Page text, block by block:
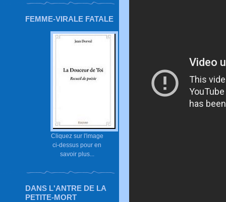
FEMME-VIRALE FATALE
Cliquez sur l'image
ci-dessus pour en
savoir plus...
DANS L'ANTRE DE LA
PETITE-MORT